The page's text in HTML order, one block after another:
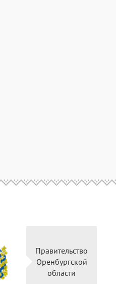
Правительство
Оренбургской
области